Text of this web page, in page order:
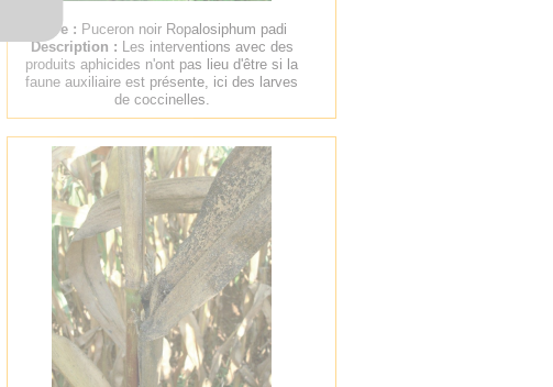
Titre : Puceron noir Ropalosiphum padi
Description : Les interventions avec des
produits aphicides n'ont pas lieu d'être si la
faune auxiliaire est présente, ici des larves
de coccinelles.